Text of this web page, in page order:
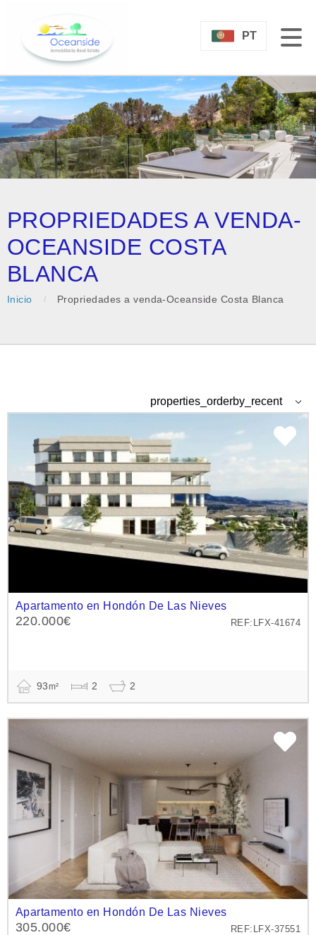
PT
PROPRIEDADES A VENDA-
OCEANSIDE COSTA
BLANCA
Inicio Propriedades a venda-Oceanside Costa Blanca
Apartamento en Hondón De Las Nieves
REF:LFX-41674
220.000€
93m² 2 2
Apartamento en Hondón De Las Nieves
REF:LFX-37551
305.000€